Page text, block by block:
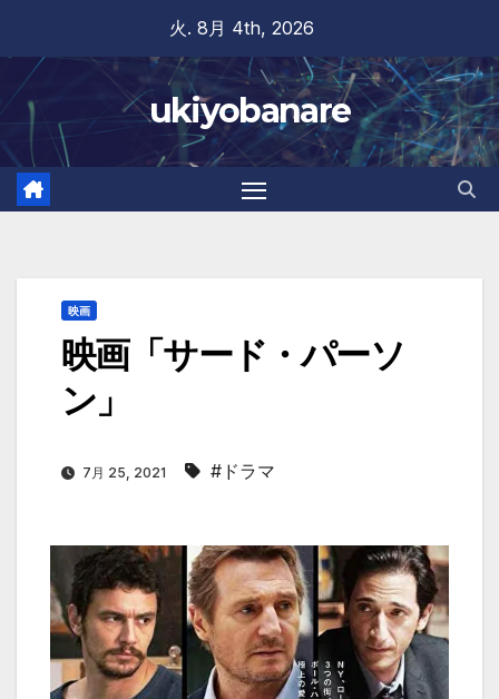
content
火. 8月 4th, 2026
ukiyobanare
映画
映画「サード・パーソ
ン」
7月 25, 2021 #ドラマ